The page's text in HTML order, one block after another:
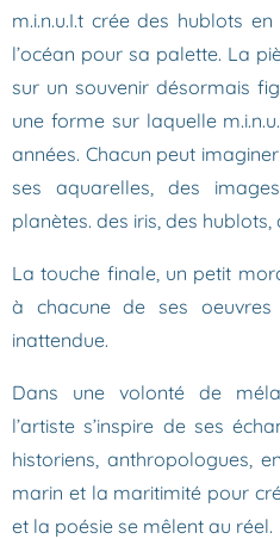
m.i.n.u.I.t crée des hublots
l’océan pour sa palette. La
sur un souvenir désormais
une forme sur laquelle
années. Chacun peut
ses aquarelles, des
planètes. des iris, des hublots,
La touche finale, un petit
à chacune de ses
inattendue.
Dans une volonté de
l’artiste s’inspire de ses
historiens, anthropologues,
marin et la maritimité pour
et la poésie se mêlent au réel.